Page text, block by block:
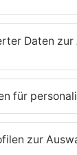
Und
betont.
man